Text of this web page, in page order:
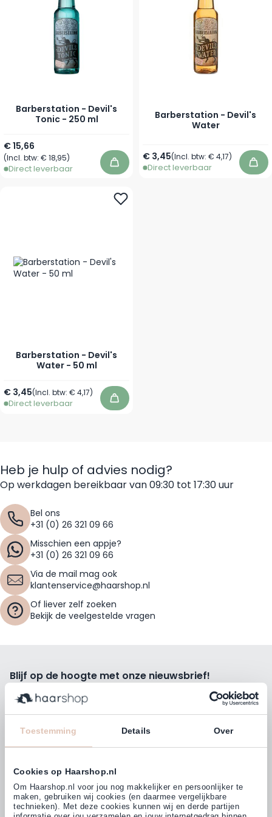
Toestemming Details Over
Cookies op Haarshop.nl
Om Haarshop.nl voor jou nog makkelijker en persoonlijker te
maken, gebruiken wij cookies (en daarmee vergelijkbare
technieken). Met deze cookies kunnen wij en derde partijen
Barberstation - Devil's
Tonic - 250 ml
€ 15,66
(Incl. btw: € 18,95)
Direct leverbaar In winkelwagen
Barberstation - Devil's
Water
Vanaf
€ 3,45(Incl. btw: € 4,17)
Direct leverbaar In
Barberstation - Devil's
Water - 50 ml
€ 3,45(Incl. btw: € 4,17)
Direct leverbaar In winkelwagen
Heb je hulp of advies nodig?
Op werkdagen bereikbaar van 09:30 tot 17:30 uur
Bel ons
+31 (0) 26 321 09 66
Misschien een appje?
+31 (0) 26 321 09 66
Via de mail mag ook
klantenservice@haarshop.nl
Of liever zelf zoeken
Bekijk de veelgestelde vragen
Blijf op de hoogte met onze nieuwsbrief!
Ontvang wekelijks de beste kortingsacties, tips en nieuws
rechtstreeks in jou e-mailbox.
E-mailadres
Inschrijven
Volg ons